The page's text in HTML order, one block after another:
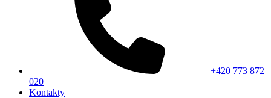
+420 773 872
020
Kontakty